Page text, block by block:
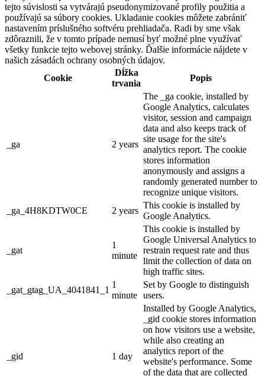
tejto súvislosti sa vytvárajú pseudonymizované profily použitia a
používajú sa súbory cookies. Ukladanie cookies môžete zabrániť
nastavením príslušného softvéru prehliadača. Radi by sme však
zdôraznili, že v tomto prípade nemusí byť možné plne využívať
všetky funkcie tejto webovej stránky. Ďalšie informácie nájdete v
našich zásadách ochrany osobných údajov.
Cookie
Dĺžka
trvania
Popis
_ga 2 years
The _ga cookie, installed by
Google Analytics, calculates
visitor, session and campaign
data and also keeps track of
site usage for the site's
analytics report. The cookie
stores information
anonymously and assigns a
randomly generated number to
recognize unique visitors.
_ga_4H8KDTW0CE
2 years
This cookie is installed by
Google Analytics.
_gat
1
minute
This cookie is installed by
Google Universal Analytics to
restrain request rate and thus
limit the collection of data on
high traffic sites.
_gat_gtag_UA_4041841_1
1
minute
Set by Google to distinguish
users.
_gid 1 day
Installed by Google Analytics,
_gid cookie stores information
on how visitors use a website,
while also creating an
analytics report of the
website's performance. Some
of the data that are collected